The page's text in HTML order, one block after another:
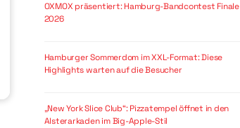
OXMOX präsentiert: Hamburg-Bandcontest Finale
2026
Hamburger Sommerdom im XXL-Format: Diese
Highlights warten auf die Besucher
„New York Slice Club“: Pizzatempel öffnet in den
Alsterarkaden im Big-Apple-Stil